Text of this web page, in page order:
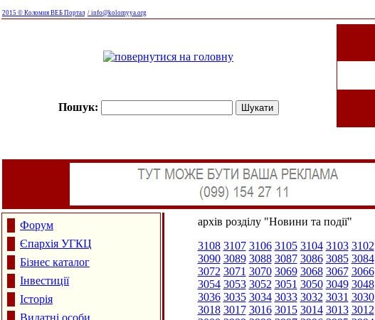
2015 © Коломия ВЕБ Портал / info@kolomyya.org
Пошук:
Форум
Єпархія УГКЦ
Бізнес каталог
Інвестиції
Історія
Видатні особи
архів розділу "Новини та події"
3108 3107 3106 3105 3104 3103 3102
3090 3089 3088 3087 3086 3085 3084
3072 3071 3070 3069 3068 3067 3066
3054 3053 3052 3051 3050 3049 3048
3036 3035 3034 3033 3032 3031 3030
3018 3017 3016 3015 3014 3013 3012